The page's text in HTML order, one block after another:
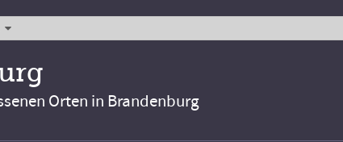
Orten in Brandenburg